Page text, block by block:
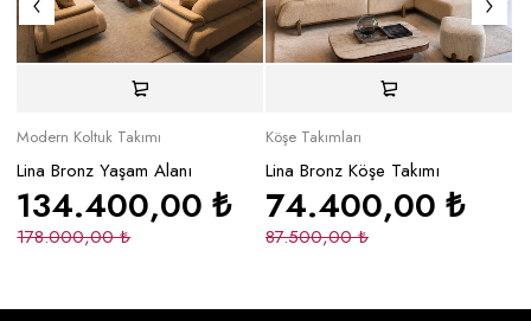
Modern Koltuk Takımı
Lina Bronz Yaşam Alanı
178.000,00₺
134.400,00₺
Köşe Takımları
Lina Bronz Köşe Takımı
87.500,00₺
74.400,00₺